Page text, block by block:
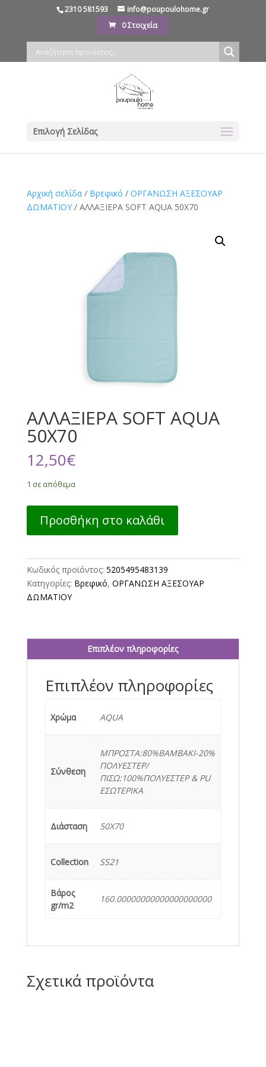
2310 581593
info@poupoulohome.gr
0 Στοιχεία
Επιλογή Σελίδας
Αρχική σελίδα/ Βρεφικό / ΟΡΓΑΝΩΣΗ ΑΞΕΣΟΥΑΡ
ΔΩΜΑΤΙΟΥ/ ΑΛΛΑΞΙΕΡΑ SOFT AQUA 50Χ70
ΑΛΛΑΞΙΕΡΑ SOFT AQUA
50Χ70
12,50€
1 σε απόθεμα
SOFT
AQUA
ποσότητα
Προσθήκη στο καλάθι
Κωδικός προϊόντος: 5205495483139
Κατηγορίες: Βρεφικό, ΟΡΓΑΝΩΣΗ ΑΞΕΣΟΥΑΡ
ΔΩΜΑΤΙΟΥ
Επιπλέον πληροφορίες
Επιπλέον πληροφορίες
Χρώμα AQUA
Σύνθεση
ΜΠΡΟΣΤΑ:80%ΒΑΜΒΑΚΙ-20%
ΠΟΛΥΕΣΤΕΡ/
ΠΙΣΩ:100%ΠΟΛΥΕΣΤΕΡ & PU
ΕΣΩΤΕΡΙΚΑ
Διάσταση 50X70
Collection SS21
Βάρος
gr/m2
160.00000000000000000000
Σχετικά προϊόντα